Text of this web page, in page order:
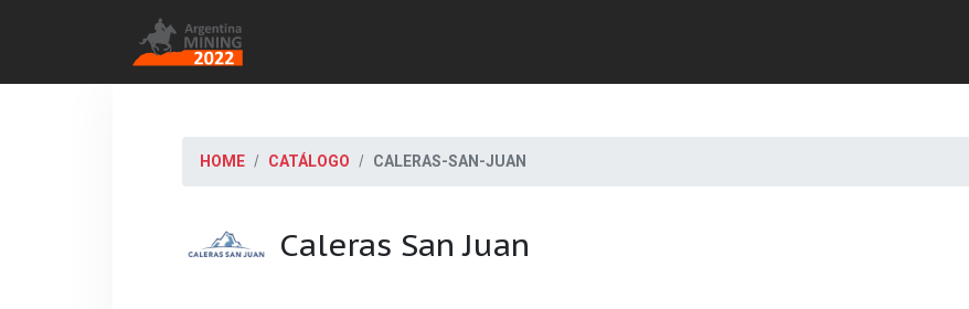
HOME CATÁLOGO CALERAS-SAN-JUAN
Caleras San Juan